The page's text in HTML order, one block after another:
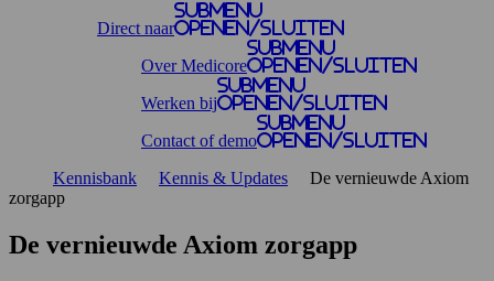
Direct naar
Submenu
openen/sluiten
Over Medicore
Submenu
openen/sluiten
Werken bij
Submenu
openen/sluiten
Contact of demo
Submenu
openen/sluiten
Kennisbank Kennis & Updates
De vernieuwde Axiom
zorgapp
De vernieuwde Axiom zorgapp